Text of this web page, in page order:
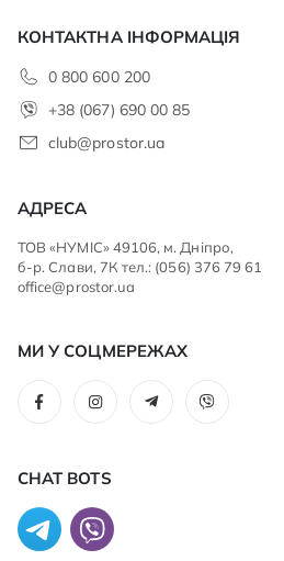
КОНТАКТНА ІНФОРМАЦІЯ
0 800 600 200
+38 (067) 690 00 85
club@prostor.ua
АДРЕСА
ТОВ «НУМІС» 49106, м. Дніпро,
б-р. Слави, 7К тел.: (056) 376 79 61
office@prostor.ua
МИ У СОЦМЕРЕЖАХ
CHAT BOTS